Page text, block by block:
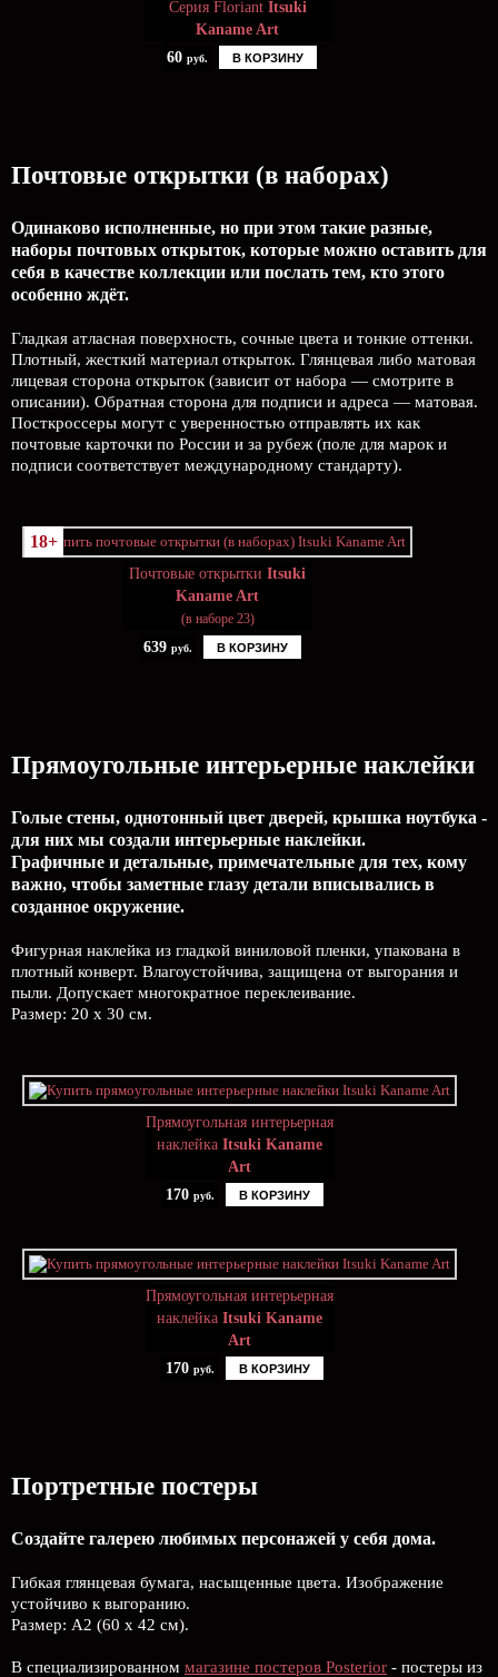
Серия Floriant Itsuki
Kaname Art
60 руб. В КОРЗИНУ
Почтовые открытки (в наборах)
Одинаково исполненные, но при этом такие разные,
наборы почтовых открыток, которые можно оставить для
себя в качестве коллекции или послать тем, кто этого
особенно ждёт.
Гладкая атласная поверхность, сочные цвета и тонкие оттенки.
Плотный, жесткий материал открыток. Глянцевая либо матовая
лицевая сторона открыток (зависит от набора — смотрите в
описании). Обратная сторона для подписи и адреса — матовая.
Посткроссеры могут с уверенностью отправлять их как
почтовые карточки по России и за рубеж (поле для марок и
подписи соответствует международному стандарту).
18+
Почтовые открытки Itsuki
Kaname Art
(в наборе 23)
639 руб. В КОРЗИНУ
Прямоугольные интерьерные наклейки
Голые стены, однотонный цвет дверей, крышка ноутбука -
для них мы создали интерьерные наклейки.
Графичные и детальные, примечательные для тех, кому
важно, чтобы заметные глазу детали вписывались в
созданное окружение.
Фигурная наклейка из гладкой виниловой пленки, упакована в
плотный конверт. Влагоустойчива, защищена от выгорания и
пыли. Допускает многократное переклеивание.
Размер: 20 х 30 см.
Прямоугольная интерьерная
наклейка Itsuki Kaname
Art
170 руб. В КОРЗИНУ
Прямоугольная интерьерная
наклейка Itsuki Kaname
Art
170 руб. В КОРЗИНУ
Портретные постеры
Создайте галерею любимых персонажей у себя дома.
Гибкая глянцевая бумага, насыщенные цвета. Изображение
устойчиво к выгоранию.
Размер: А2 (60 х 42 см).
В специализированном магазине постеров Posterior - постеры из